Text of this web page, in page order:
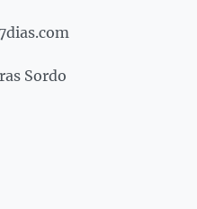
Sordo